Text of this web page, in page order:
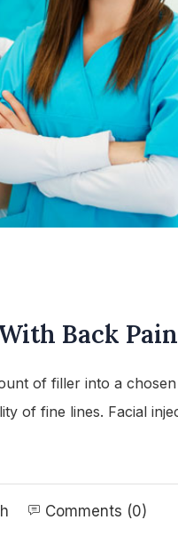
Back
of filler into a
of fine lines. Facial
Comments (0)